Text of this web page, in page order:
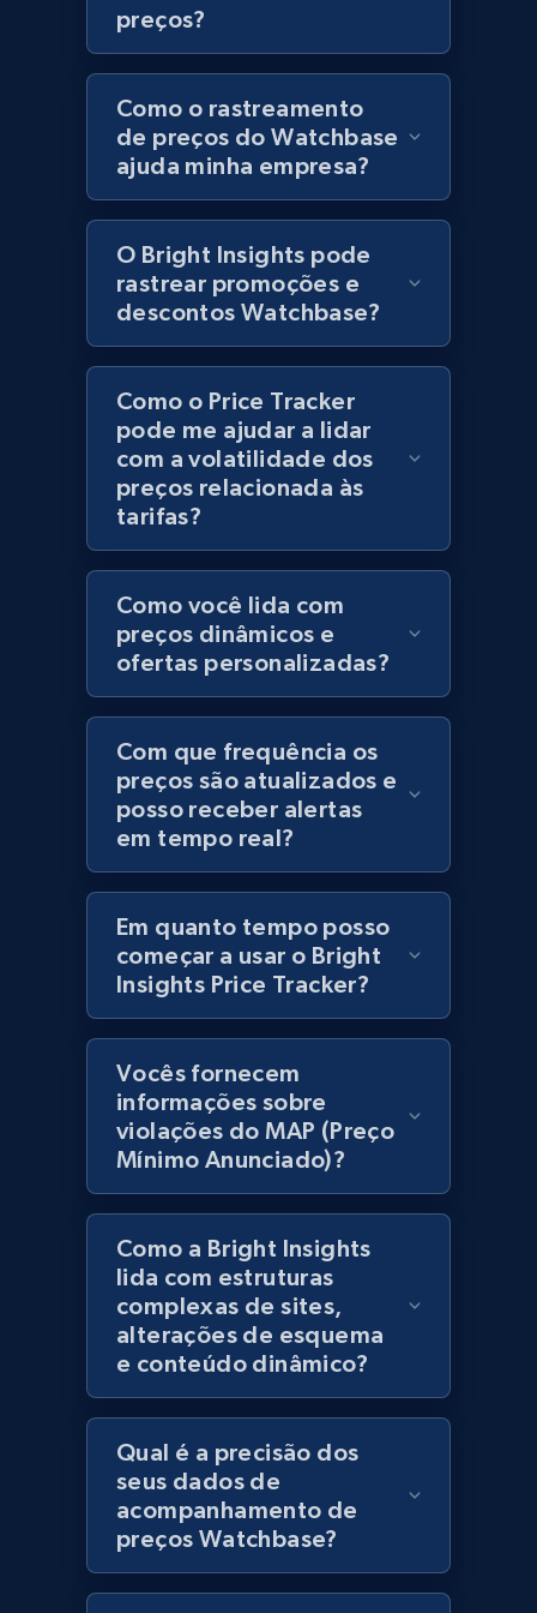
URL, Product id, Title, Product description,
Rating, Reviews count, Initial price, Discount,
and more.
1.3K+ 175+ Comece agora
Zara - Products
Category id, Product id, Product name, Price,
Currency, Colour code, Colour, Description, and
more.
Comece agora
Category id, Product id, Product name, Price,
Currency, Colour code, Colour, Description, and
1.2K+ 208+ Comece agora
Best Buy products
URL, Product id, Title, Images, Final price,
Currency, Discount, Initial price, and more.
1.1K+ 149+ Comece agora
products using specified keywords
URL, Product id, Title, Images, Final price,
Currency, Discount, Initial price, and more.
1.1K+ 149+ Comece agora
Lazada - Products
URL, Title, Rating, Reviews, Initial price, Final
price, Currency, Stock, and more.
991+ 165+ Comece agora
Lazada - Products - Discover products by
keyword
preços?
Como o rastreamento
de preços do Watchbase
ajuda minha empresa?
O Bright Insights pode
rastrear promoções e
descontos Watchbase?
Como o Price Tracker
pode me ajudar a lidar
com a volatilidade dos
preços relacionada às
tarifas?
Como você lida com
preços dinâmicos e
ofertas personalizadas?
Com que frequência os
preços são atualizados e
posso receber alertas
em tempo real?
Em quanto tempo posso
começar a usar o Bright
Insights Price Tracker?
Vocês fornecem
informações sobre
violações do MAP (Preço
Mínimo Anunciado)?
Como a Bright Insights
lida com estruturas
complexas de sites,
alterações de esquema
e conteúdo dinâmico?
Qual é a precisão dos
seus dados de
acompanhamento de
preços Watchbase?